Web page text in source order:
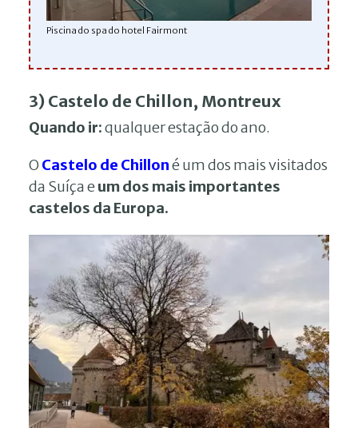
Piscina do spa do hotel Fairmont
3) Castelo de Chillon, Montreux
Quando ir:qualquer estação do ano.
O Castelo de Chilloné um dos mais visitados
da Suíça eum dos mais importantes
castelos da Europa.